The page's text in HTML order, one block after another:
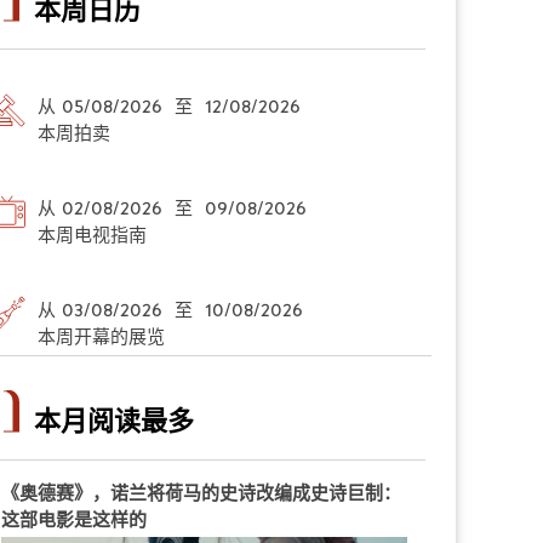
本周日历
从 05/08/2026 至 12/08/2026
本周拍卖
从 02/08/2026 至 09/08/2026
本周电视指南
从 03/08/2026 至 10/08/2026
本周开幕的展览
本月阅读最多
《奥德赛》，诺兰将荷马的史诗改编成史诗巨制：
这部电影是这样的